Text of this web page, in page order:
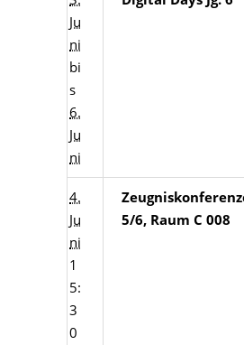
Ju
ni
bi
s
6.
Ju
ni
4.
Ju
ni
1
5:
3
0
5/6, Raum C 008